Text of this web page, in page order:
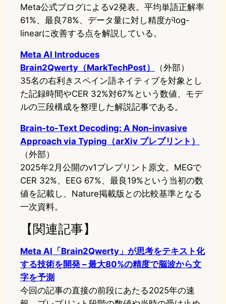
Meta公式ブログによるv2発表。平均単語正解率
61%、最良78%、データ量に対し精度がlog-
linearに改善する点を解説している。
Meta AI Introduces
Brain2Qwerty（MarkTechPost）
（外部）
35名の右利きスペイン語ネイティブを対象とし
た記録時間やCER 32%対67%という数値、モデ
ルの三段構成を整理した解説記事である。
Brain-to-Text Decoding: A Non-invasive
Approach via Typing（arXiv プレプリント）
（外部）
2025年2月公開のv1プレプリント原文。MEGで
CER 32%、EEG 67%、最良19%という当初の数
値を記載し、Nature掲載版との比較基準となる
一次資料。
【関連記事】
Meta AI「Brain2Qwerty」が思考をテキスト化
する技術を開発 – 最大80%の精度で脳波から文
字を予測
今回の記事の直接の前段にあたる2025年の速